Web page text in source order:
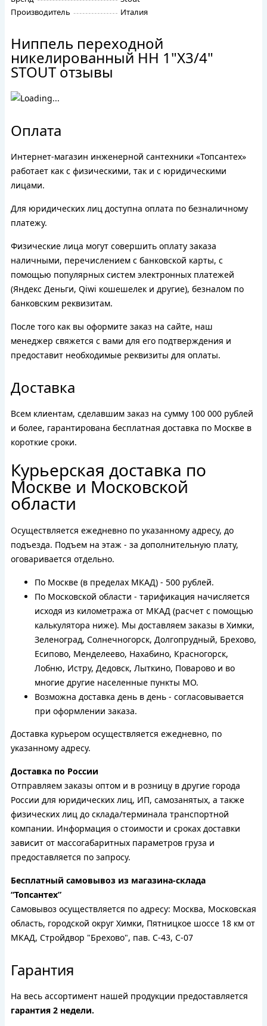
Производитель
Италия
Ниппель переходной
никелированный HH 1"X3/4"
STOUT отзывы
Оплата
Интернет-магазин инженерной сантехники «Топсантех»
работает как с физическими, так и с юридическими
лицами.
Для юридических лиц доступна оплата по безналичному
платежу.
Физические лица могут совершить оплату заказа
наличными, перечислением с банковской карты, с
помощью популярных систем электронных платежей
(Яндекс Деньги, Qiwi кошешелек и другие), безналом по
банковским реквизитам.
После того как вы оформите заказ на сайте, наш
менеджер свяжется с вами для его подтверждения и
предоставит необходимые реквизиты для оплаты.
Доставка
Всем клиентам, сделавшим заказ на сумму 100 000 рублей
и более, гарантирована бесплатная доставка по Москве в
короткие сроки.
Курьерская доставка по
Москве и Московской
области
Осуществляется ежедневно по указанному адресу, до
подъезда. Подъем на этаж - за дополнительную плату,
оговаривается отдельно.
По Москве (в пределах МКАД) - 500 рублей.
По Московской области - тарификация начисляется
исходя из километража от МКАД (расчет с помощью
калькулятора ниже). Мы доставляем заказы в Химки,
Зеленоград, Солнечногорск, Долгопрудный, Брехово,
Есипово, Менделеево, Нахабино, Красногорск,
Лобню, Истру, Дедовск, Лыткино, Поварово и во
многие другие населенные пункты МО.
Возможна доставка день в день - согласовывается
при оформлении заказа.
Доставка курьером осуществляется ежедневно, по
указанному адресу.
Доставка по России
Отправляем заказы оптом и в розницу в другие города
России для юридических лиц, ИП, самозанятых, а также
физических лиц до склада/терминала транспортной
компании. Информация о стоимости и сроках доставки
зависит от массогабаритных параметров груза и
предоставляется по запросу.
Бесплатный самовывоз из магазина-склада
“Топсантех”
Самовывоз осуществляется по адресу: Москва, Московская
область, городской округ Химки, Пятницкое шоссе 18 км от
МКАД, Стройдвор "Брехово", пав. С-43, С-07
Гарантия
На весь ассортимент нашей продукции предоставляется
гарантия 2 недели.